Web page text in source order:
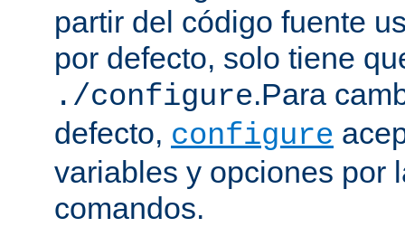
partir del código fuente
por defecto, solo tiene
./configure.Para
defecto, configure
variables y opciones por
comandos.